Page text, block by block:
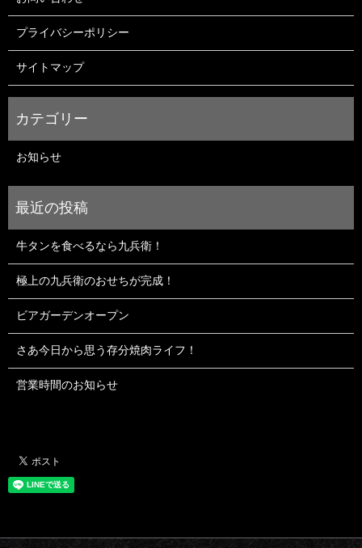
プライバシーポリシー
サイトマップ
お知らせ
牛タンを食べるなら九兵衛！
極上の九兵衛のおせちが完成！
ビアガーデンオープン
さあ今日から思う存分焼肉ライフ！
営業時間のお知らせ